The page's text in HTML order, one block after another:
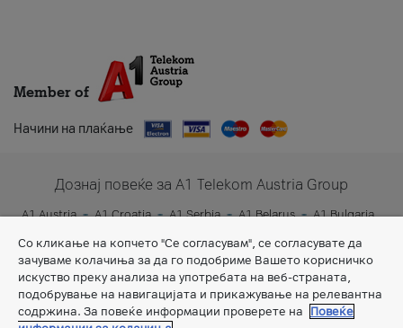
Member of
Начини на плаќање
Дознај повеќе за A1 Telekom Austria Group
A1 Austria A1 Croatia A1 Serbia A1 Belarus
A1 Bulgaria
Со кликање на копчето "Се согласувам", се согласувате да
зачуваме колачиња за да го подобриме Вашето корисничко
искуство преку анализа на употребата на веб-страната,
подобрување на навигацијата и прикажување на релевантна
содржина. За повеќе информации проверете на
Повеќе